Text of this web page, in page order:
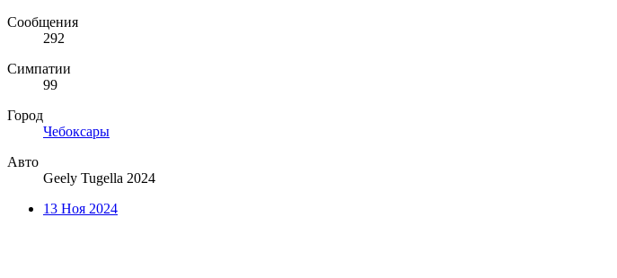
Сообщения
292
Симпатии
99
Город
Чебоксары
Авто
Geely Tugella 2024
13 Ноя 2024